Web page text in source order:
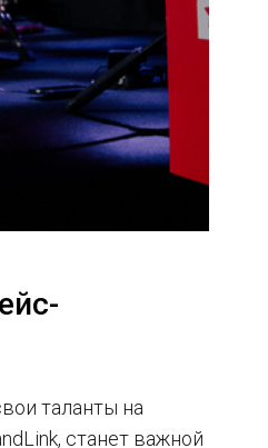
таланты на
станет важной